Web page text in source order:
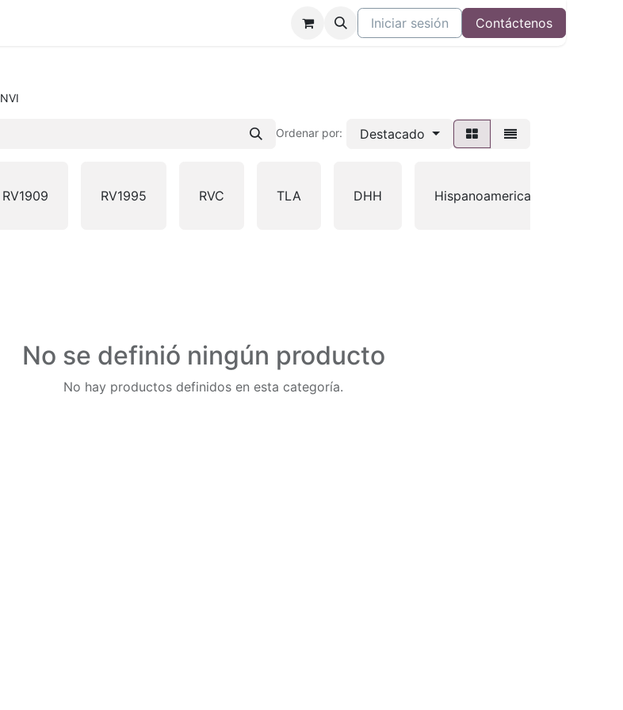
Iniciar sesión Contáctenos
NVI
Ordenar por: Destacado
RV1909 RV1995 RVC TLA DHH Hispanoamericana
No se definió ningún producto
No hay productos definidos en esta categoría.